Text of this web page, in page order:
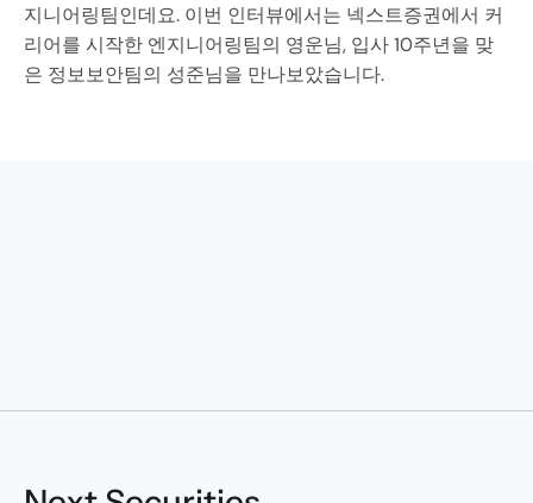
지니어링팀인데요. 이번 인터뷰에서는 넥스트증권에서 커
리어를 시작한 엔지니어링팀의 영운님, 입사 10주년을 맞
은 정보보안팀의 성준님을 만나보았습니다.